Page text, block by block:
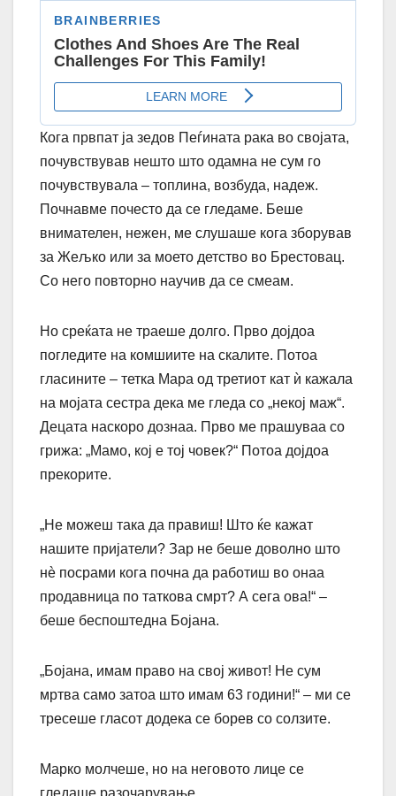
Кога првпат ја зедов Пеѓината рака во својата,
почувствував нешто што одамна не сум го
почувствувала – топлина, возбуда, надеж.
Почнавме почесто да се гледаме. Беше
внимателен, нежен, ме слушаше кога зборував
за Жељко или за моето детство во Брестовац.
Со него повторно научив да се смеам.
Но среќата не траеше долго. Прво дојдоа
погледите на комшиите на скалите. Потоа
гласините – тетка Мара од третиот кат ѝ кажала
на мојата сестра дека ме гледа со „некој маж“.
Децата наскоро дознаа. Прво ме прашуваа со
грижа: „Мамо, кој е тој човек?“ Потоа дојдоа
прекорите.
„Не можеш така да правиш! Што ќе кажат
нашите пријатели? Зар не беше доволно што
нè посрами кога почна да работиш во онаа
продавница по таткова смрт? А сега ова!“ –
беше беспоштедна Бојана.
„Бојана, имам право на свој живот! Не сум
мртва само затоа што имам 63 години!“ – ми се
тресеше гласот додека се борев со солзите.
Марко молчеше, но на неговото лице се